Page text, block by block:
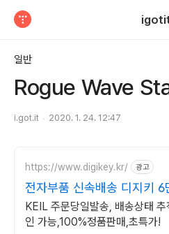
일반
Rogue Wave
i.got.it 2020. 1. 24. 12:47
https://www.digikey.kr/ 광고
전자부품 신속배송 디지키 6
무료배송,당일발송
KEIL 주문당일발송, 배송상태
인 가능,100%정품판매,초특가!